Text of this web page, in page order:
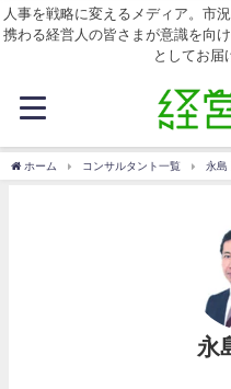
人事を戦略に変えるメディア。市
携わる経営人の皆さまが意識を向
としてお届
ホーム コンサルタント一覧 永島
永